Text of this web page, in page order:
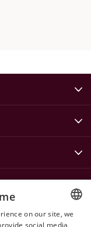
ENGLISH
on our site, we
social media